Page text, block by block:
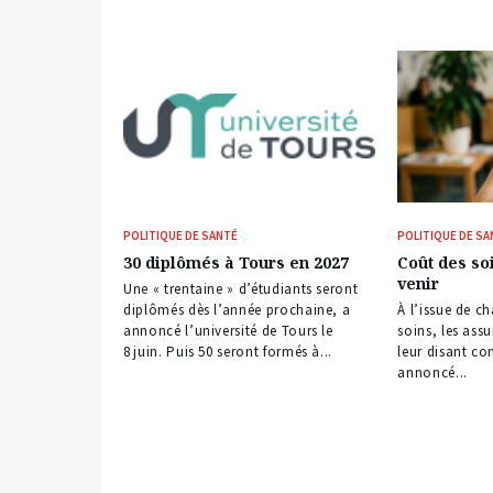
POLITIQUE DE SANTÉ
30 diplômés à Tours en 2027
Une « trentaine » d’étudiants seront
diplômés dès l’année prochaine, a
annoncé l’université de Tours le
8 juin. Puis 50 seront formés à...
POLITIQUE DE
Coût des
venir
À l’issue de
soins, les
leur disant
annoncé...